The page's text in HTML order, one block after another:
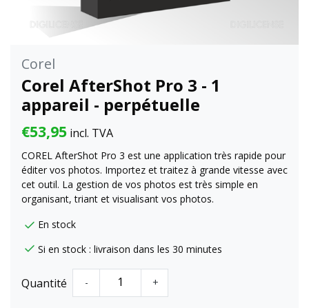
Corel
Corel AfterShot Pro 3 - 1
appareil - perpétuelle
€53,95 incl. TVA
COREL AfterShot Pro 3 est une application très rapide pour
éditer vos photos. Importez et traitez à grande vitesse avec
cet outil. La gestion de vos photos est très simple en
organisant, triant et visualisant vos photos.
En stock
Si en stock : livraison dans les 30 minutes
Quantité - +